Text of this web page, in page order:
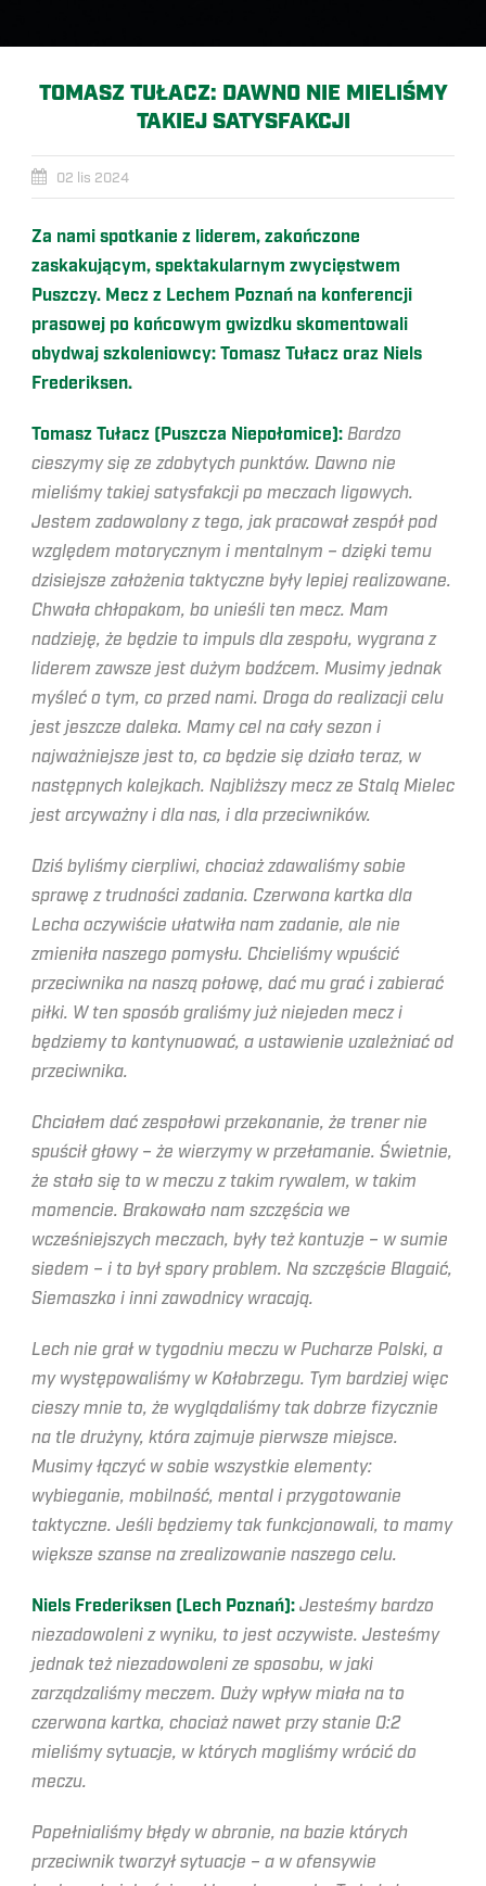
TOMASZ TUŁACZ: DAWNO NIE MIELIŚMY
TAKIEJ SATYSFAKCJI
02 lis 2024
Za nami spotkanie z liderem, zakończone
zaskakującym, spektakularnym zwycięstwem
Puszczy. Mecz z Lechem Poznań na konferencji
prasowej po końcowym gwizdku skomentowali
obydwaj szkoleniowcy: Tomasz Tułacz oraz Niels
Frederiksen.
Tomasz Tułacz (Puszcza Niepołomice): Bardzo
cieszymy się ze zdobytych punktów. Dawno nie
mieliśmy takiej satysfakcji po meczach ligowych.
Jestem zadowolony z tego, jak pracował zespół pod
względem motorycznym i mentalnym – dzięki temu
dzisiejsze założenia taktyczne były lepiej realizowane.
Chwała chłopakom, bo unieśli ten mecz. Mam
nadzieję, że będzie to impuls dla zespołu, wygrana z
liderem zawsze jest dużym bodźcem. Musimy jednak
myśleć o tym, co przed nami. Droga do realizacji celu
jest jeszcze daleka. Mamy cel na cały sezon i
najważniejsze jest to, co będzie się działo teraz, w
następnych kolejkach. Najbliższy mecz ze Stalą Mielec
jest arcyważny i dla nas, i dla przeciwników.
Dziś byliśmy cierpliwi, chociaż zdawaliśmy sobie
sprawę z trudności zadania. Czerwona kartka dla
Lecha oczywiście ułatwiła nam zadanie, ale nie
zmieniła naszego pomysłu. Chcieliśmy wpuścić
przeciwnika na naszą połowę, dać mu grać i zabierać
piłki. W ten sposób graliśmy już niejeden mecz i
będziemy to kontynuować, a ustawienie uzależniać od
przeciwnika.
Chciałem dać zespołowi przekonanie, że trener nie
spuścił głowy – że wierzymy w przełamanie. Świetnie,
że stało się to w meczu z takim rywalem, w takim
momencie. Brakowało nam szczęścia we
wcześniejszych meczach, były też kontuzje – w sumie
siedem – i to był spory problem. Na szczęście Blagaić,
Siemaszko i inni zawodnicy wracają.
Lech nie grał w tygodniu meczu w Pucharze Polski, a
my występowaliśmy w Kołobrzegu. Tym bardziej więc
cieszy mnie to, że wyglądaliśmy tak dobrze fizycznie
na tle drużyny, która zajmuje pierwsze miejsce.
Musimy łączyć w sobie wszystkie elementy:
wybieganie, mobilność, mental i przygotowanie
taktyczne. Jeśli będziemy tak funkcjonowali, to mamy
większe szanse na zrealizowanie naszego celu.
Niels Frederiksen (Lech Poznań): Jesteśmy bardzo
niezadowoleni z wyniku, to jest oczywiste. Jesteśmy
jednak też niezadowoleni ze sposobu, w jaki
zarządzaliśmy meczem. Duży wpływ miała na to
czerwona kartka, chociaż nawet przy stanie 0:2
mieliśmy sytuacje, w których mogliśmy wrócić do
meczu.
Popełnialiśmy błędy w obronie, na bazie których
przeciwnik tworzył sytuacje – a w ofensywie